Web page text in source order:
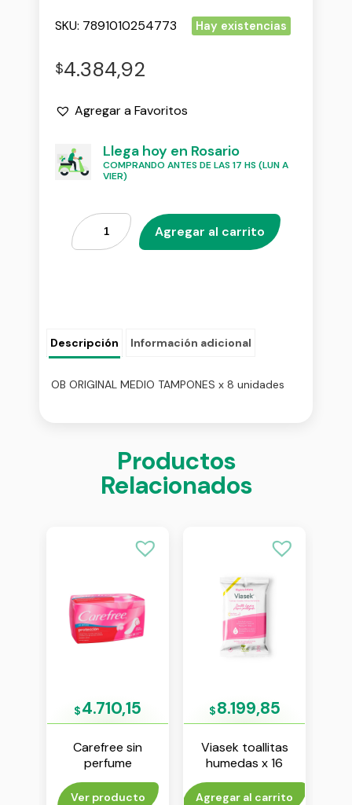
SKU: 7891010254773 Hay existencias
$4.384,92
Agregar a Favoritos
Llega hoy en Rosario
COMPRANDO ANTES DE LAS 17 HS (LUN A
VIER)
Agregar al carrito
Descripción Información adicional
OB ORIGINAL MEDIO TAMPONES x 8 unidades
Productos
Relacionados
$4.710,15
Carefree sin
perfume
protectores diarios
x 20 unidades
Ver producto
$8.199,85
Viasek toallitas
humedas x 16
unidades
Agregar al carrito